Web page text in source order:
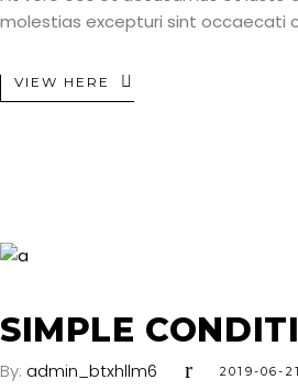
molestias excepturi sint occaecati
VIEW HERE
SIMPLE
By: admin_btxhllm6 2019-06-21